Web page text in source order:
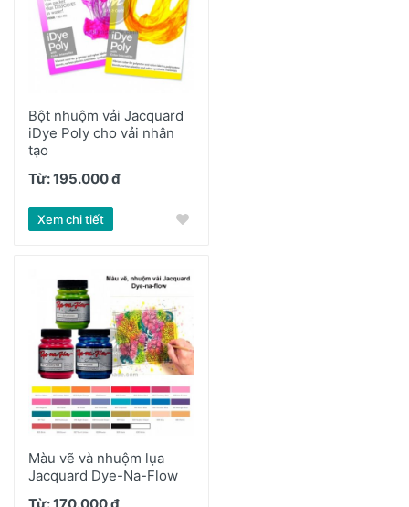
Bột nhuộm vải Jacquard
iDye Poly cho vải nhân
tạo
Từ: 195.000 đ
Xem chi tiết
Màu vẽ và nhuộm lụa
Jacquard Dye-Na-Flow